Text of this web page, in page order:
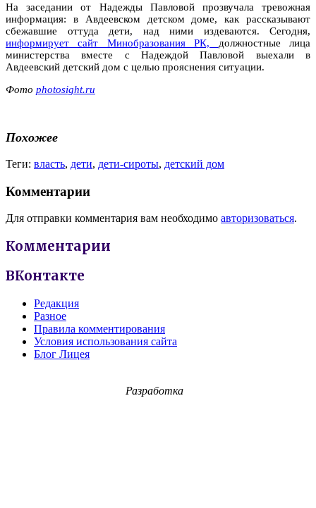
На заседании от Надежды Павловой прозвучала тревожная
информация: в Авдеевском детском доме, как рассказывают
сбежавшие оттуда дети, над ними издеваются. Сегодня,
информирует сайт Минобразования РК, должностные лица
министерства вместе с Надеждой Павловой выехали в
Авдеевский детский дом с целью прояснения ситуации.
Фото photosight.ru
Похожее
Теги: власть, дети, дети-сироты, детский дом
Комментарии
Для отправки комментария вам необходимо авторизоваться.
Комментарии
ВКонтакте
Редакция
Разное
Правила комментирования
Условия использования сайта
Блог Лицея
Разработка